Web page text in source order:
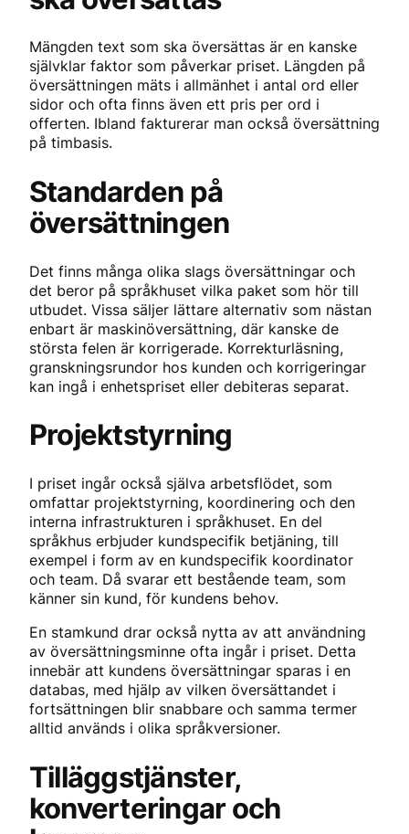
Mängden text som ska översättas är en kanske
självklar faktor som påverkar priset. Längden på
översättningen mäts i allmänhet i antal ord eller
sidor och ofta finns även ett pris per ord i
offerten. Ibland fakturerar man också översättning
på timbasis.
Standarden på
översättningen
Det finns många olika slags översättningar och
det beror på språkhuset vilka paket som hör till
utbudet. Vissa säljer lättare alternativ som nästan
enbart är maskinöversättning, där kanske de
största felen är korrigerade. Korrekturläsning,
granskningsrundor hos kunden och korrigeringar
kan ingå i enhetspriset eller debiteras separat.
Projektstyrning
I priset ingår också själva arbetsflödet, som
omfattar projektstyrning, koordinering och den
interna infrastrukturen i språkhuset. En del
språkhus erbjuder kundspecifik betjäning, till
exempel i form av en kundspecifik koordinator
och team. Då svarar ett bestående team, som
känner sin kund, för kundens behov.
En stamkund drar också nytta av att användning
av översättningsminne ofta ingår i priset. Detta
innebär att kundens översättningar sparas i en
databas, med hjälp av vilken översättandet i
fortsättningen blir snabbare och samma termer
alltid används i olika språkversioner.
Tilläggstjänster,
konverteringar och